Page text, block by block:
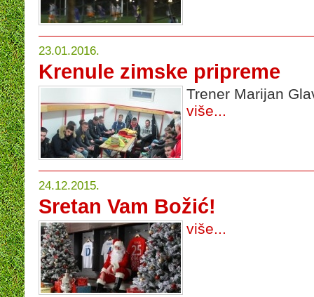
23.01.2016.
Krenule zimske pripreme
Trener Marijan
više...
24.12.2015.
Sretan Vam Božić!
više...